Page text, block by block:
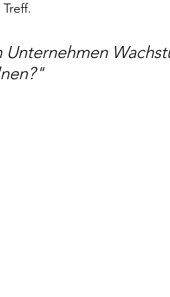
Unternehmen